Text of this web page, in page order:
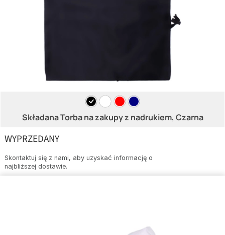
Składana Torba na zakupy z nadrukiem, Czarna
WYPRZEDANY
Skontaktuj się z nami, aby uzyskać informację o
najbliższej dostawie.